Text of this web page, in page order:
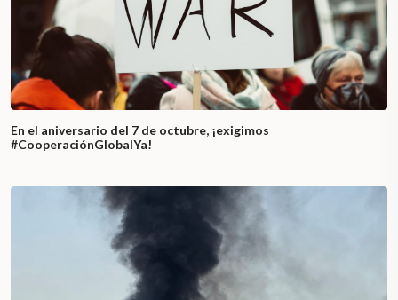
En el aniversario del 7 de octubre, ¡exigimos
#CooperaciónGlobalYa!